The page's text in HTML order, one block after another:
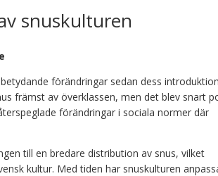
snuskulturen
förändringar sedan dess
främst av överklassen, men det blev snart
förändringar i sociala normer där
till en bredare distribution av snus, vilket
kultur. Med tiden har snuskulturen